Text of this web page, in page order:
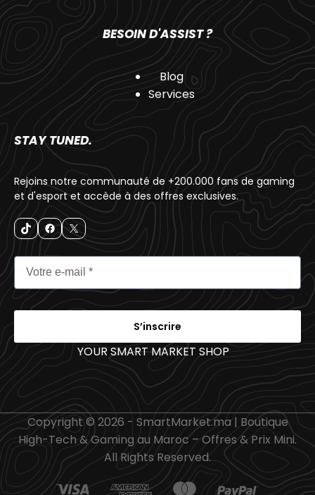
BESOIN D'ASSIST ?
Blog
Services
STAY TUNED.
Rejoins notre communauté de +200.000 fans de gaming
et d'esport et accède à des offres exclusives.
S’inscrire
YOUR SMART MARKET SHOP _
Copyright © 2026 - SmartMarket.ma | Boutique
High-Tech & Gaming au Maroc – Offres & Prix Mini.
All Rights Reserved.